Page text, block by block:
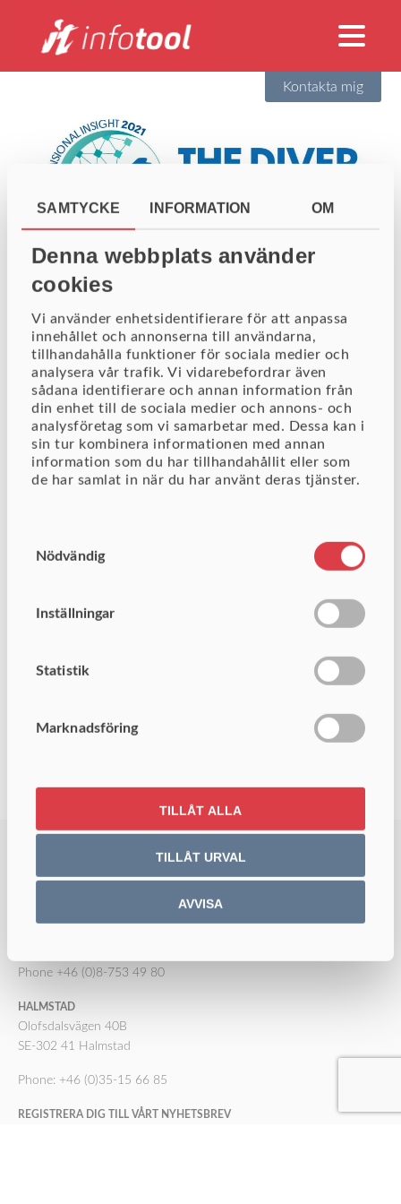
SAMTYCKE INFORMATION OM
Denna webbplats använder
cookies
Vi använder enhetsidentifierare för att anpassa
innehållet och annonserna till användarna,
tillhandahålla funktioner för sociala medier och
analysera vår trafik. Vi vidarebefordrar även
sådana identifierare och annan information från
din enhet till de sociala medier och annons- och
analysföretag som vi samarbetar med. Dessa kan i
sin tur kombinera informationen med annan
information som du har tillhandahållit eller som
de har samlat in när du har använt deras tjänster.
Nödvändig
Inställningar
Statistik
Marknadsföring
TILLÅT ALLA
TILLÅT URVAL
AVVISA
Kontakta mig
Välkommen att anmäla dig till The
Diver Conference 2021!
I år blir det virtuell konferens den 10 juni tillsammans med
våra europeiska kollegor, helt kostnadsfritt. Det enda du
behöver göra är att reservera din plats genom attklicka
häroch ta dig vidare till anmälningssidan. Observera att
arbetskamrater!
STOCKHOLM
Box 5010
Phone +46 (0)8-753 49 80
HALMSTAD
Olofsdalsvägen 40B
SE-302 41 Halmstad
Phone: +46 (0)35-15 66 85
REGISTRERA DIG TILL VÅRT NYHETSBREV